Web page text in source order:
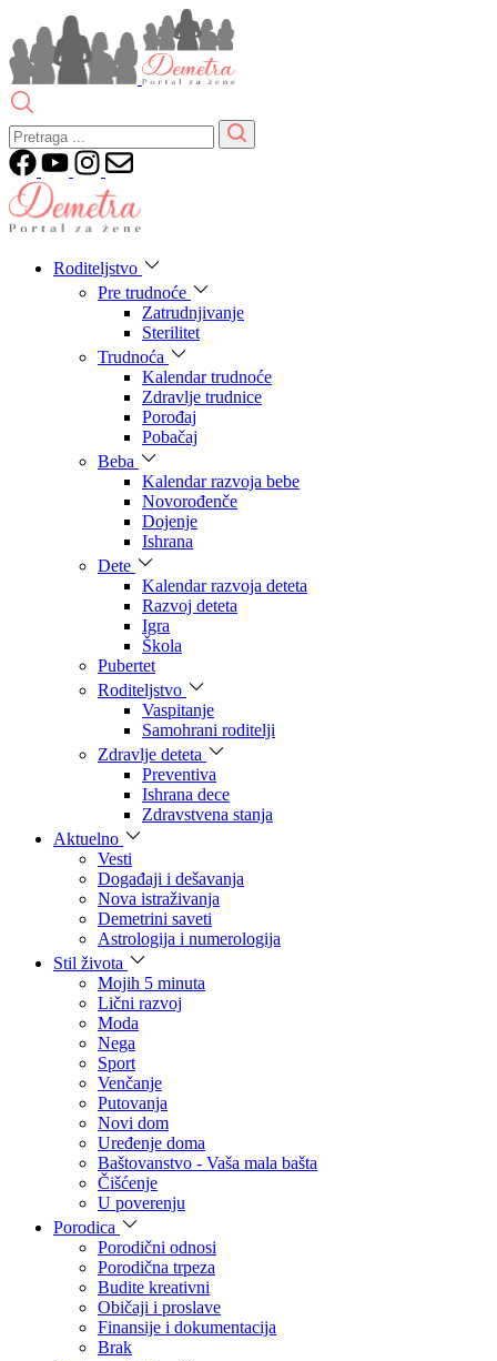
Roditeljstvo
Pre trudnoće
Zatrudnjivanje
Sterilitet
Trudnoća
Kalendar trudnoće
Zdravlje trudnice
Porođaj
Pobačaj
Beba
Kalendar razvoja bebe
Novorođenče
Dojenje
Ishrana
Dete
Kalendar razvoja deteta
Razvoj deteta
Igra
Škola
Pubertet
Roditeljstvo
Vaspitanje
Samohrani roditelji
Zdravlje deteta
Preventiva
Ishrana dece
Zdravstvena stanja
Aktuelno
Vesti
Događaji i dešavanja
Nova istraživanja
Demetrini saveti
Astrologija i numerologija
Stil života
Mojih 5 minuta
Lični razvoj
Moda
Nega
Sport
Venčanje
Putovanja
Novi dom
Uređenje doma
Baštovanstvo - Vaša mala bašta
Čišćenje
U poverenju
Porodica
Porodični odnosi
Porodična trpeza
Budite kreativni
Običaji i proslave
Finansije i dokumentacija
Brak